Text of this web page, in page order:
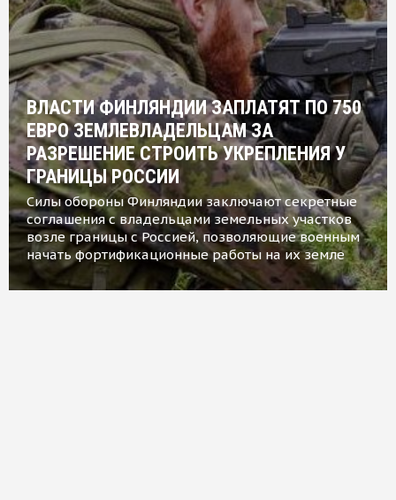
ВЛАСТИ ФИНЛЯНДИИ ЗАПЛАТЯТ ПО 750
ЕВРО ЗЕМЛЕВЛАДЕЛЬЦАМ ЗА
РАЗРЕШЕНИЕ СТРОИТЬ УКРЕПЛЕНИЯ У
ГРАНИЦЫ РОССИИ
Силы обороны Финляндии заключают секретные
соглашения с владельцами земельных участков
возле границы с Россией, позволяющие военным
начать фортификационные работы на их земле